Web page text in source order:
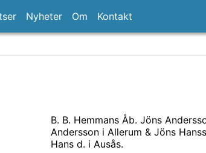
Nyheter Om Kontakt
B. B. Hemmans Åb. Jöns
Andersson i Allerum & Jöns
Hans d. i Ausås.